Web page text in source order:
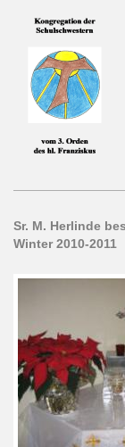
Sr. M. Herlinde
Winter 2010-2011